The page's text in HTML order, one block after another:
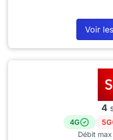
Voir
4
4G 5G
Débit max